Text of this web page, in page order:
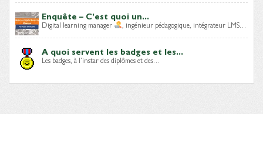
Enquête – C’est quoi un...
Digital learning manager , ingénieur pédagogique, intégrateur LMS…
A quoi servent les badges et les...
Les badges, à l’instar des diplômes et des…